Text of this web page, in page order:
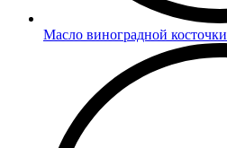
Масло виноградной косточки